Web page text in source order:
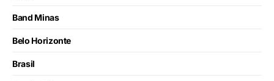
Band Minas
Belo Horizonte
Brasil